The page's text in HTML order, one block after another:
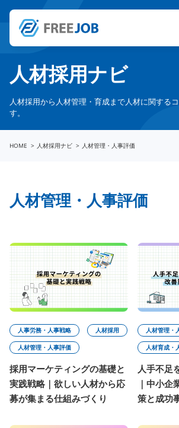
人材採用ナビ
人材採用から人材管理・育成まで人材に関する
す。
HOME 人材採用ナビ 人材管理・人事評価
人材管理・人事評価
人事労務・人事戦略 人材採用
人材管理・人事評価
採用マーケティングの基礎と
実践戦略｜欲しい人材から応
募が集まる仕組みづくり
人材管理・
人材育成・
人手不足
｜中小企
策と成功